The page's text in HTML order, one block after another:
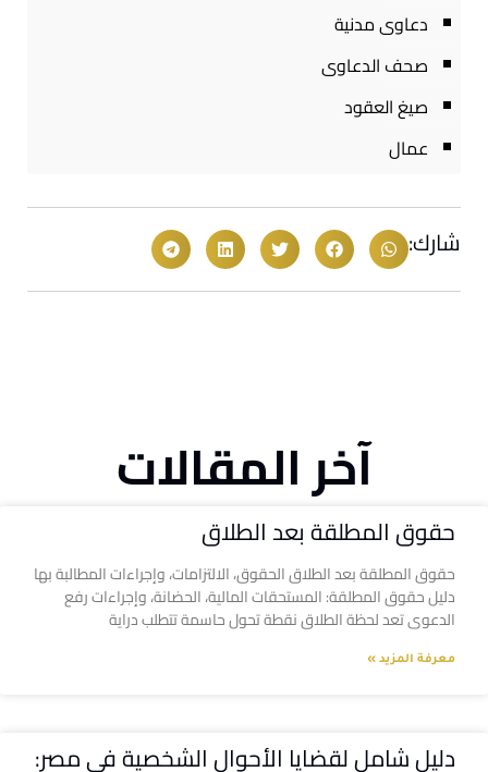
دعاوى مدنية
صحف الدعاوى
صيغ العقود
عمال
شارك:
آخر المقالات
حقوق المطلقة بعد الطلاق
حقوق المطلقة بعد الطلاق الحقوق، الالتزامات، وإجراءات المطالبة بها
دليل حقوق المطلقة: المستحقات المالية، الحضانة، وإجراءات رفع
الدعوى تعد لحظة الطلاق نقطة تحول حاسمة تتطلب دراية
معرفة المزيد »
دليل شامل لقضايا الأحوال الشخصية في مصر: